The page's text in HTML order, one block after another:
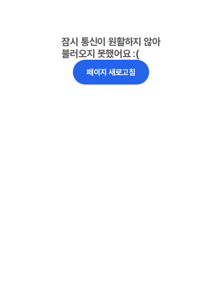
잠시 통신이 원활하지 않아
불러오지 못했어요 :(
페이지 새로고침